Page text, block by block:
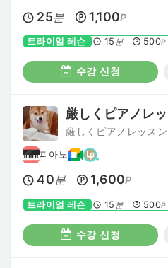
25분 1,100P
트라이얼 레슨 15 분 500P
수강 신청
厳しくピアノレ
厳しくピアノレッス
피아노
40분 1,600P
트라이얼 레슨 15 분 500P
수강 신청